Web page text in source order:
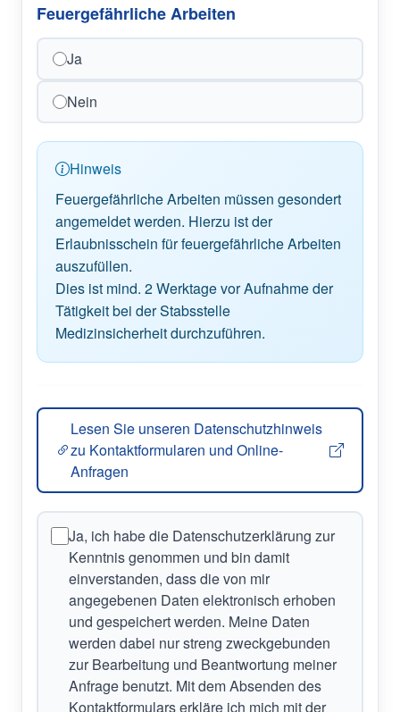
Feuergefährliche Arbeiten
Ja
Nein
Hinweis
Feuergefährliche Arbeiten müssen gesondert
angemeldet werden. Hierzu ist der
Erlaubnisschein für feuergefährliche Arbeiten
auszufüllen.
Dies ist mind. 2 Werktage vor Aufnahme der
Tätigkeit bei der Stabsstelle
Medizinsicherheit durchzuführen.
Lesen Sie unseren Datenschutzhinweis
zu Kontaktformularen und Online-
Anfragen
(öffnet in neuem Fenster)
Ja, ich habe die Datenschutzerklärung zur
Kenntnis genommen und bin damit
einverstanden, dass die von mir
angegebenen Daten elektronisch erhoben
und gespeichert werden. Meine Daten
werden dabei nur streng zweckgebunden
zur Bearbeitung und Beantwortung meiner
Anfrage benutzt. Mit dem Absenden des
Kontaktformulars erkläre ich mich mit der